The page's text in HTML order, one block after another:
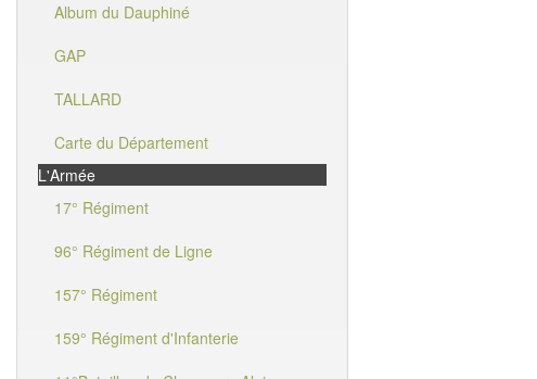
Album du Dauphiné
GAP
TALLARD
Carte du Département
L'Armée
17° Régiment
96° Régiment de Ligne
157° Régiment
159° Régiment d'Infanterie